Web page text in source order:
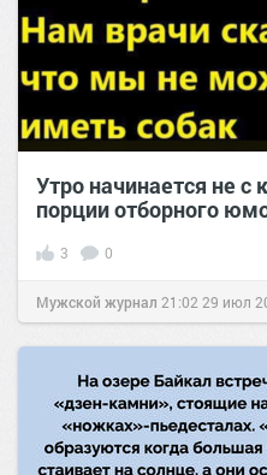
Утро начинается не с
порции отборного
3 0
Мужской журнал 21:02 29 июл